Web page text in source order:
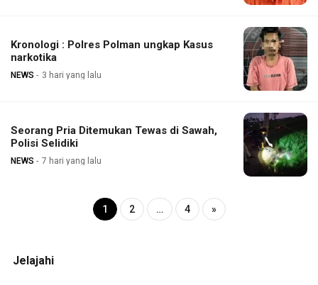
Kronologi : Polres Polman ungkap Kasus
narkotika
NEWS 3 hari yang lalu
Seorang Pria Ditemukan Tewas di Sawah,
Polisi Selidiki
NEWS 7 hari yang lalu
1 2 … 4 »
Jelajahi